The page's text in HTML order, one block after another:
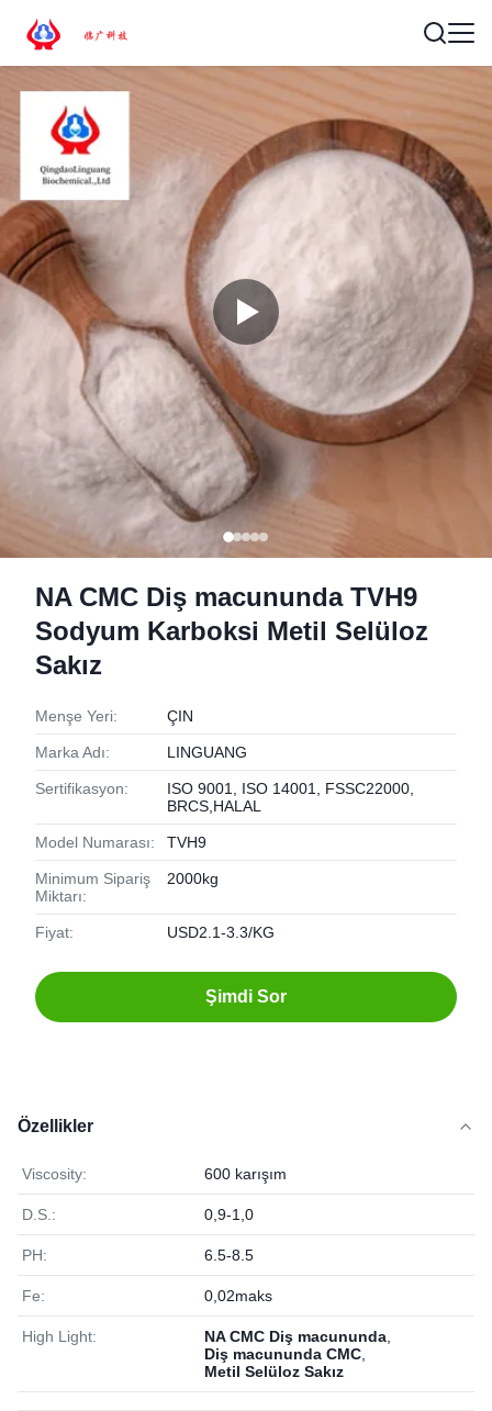
NA CMC Diş macununda TVH9
Sodyum Karboksi Metil Selüloz
Sakız
Menşe Yeri: ÇIN
Marka Adı: LINGUANG
Sertifikasyon:
ISO 9001, ISO 14001, FSSC22000,
BRCS,HALAL
Model Numarası: TVH9
Minimum Sipariş
Miktarı:
2000kg
Fiyat: USD2.1-3.3/KG
Şimdi Sor
Özellikler
Viscosity: 600 karışım
D.S.: 0,9-1,0
PH: 6.5-8.5
Fe: 0,02maks
High Light: NA CMC Diş macununda
Diş macununda CMC
Metil Selüloz Sakız